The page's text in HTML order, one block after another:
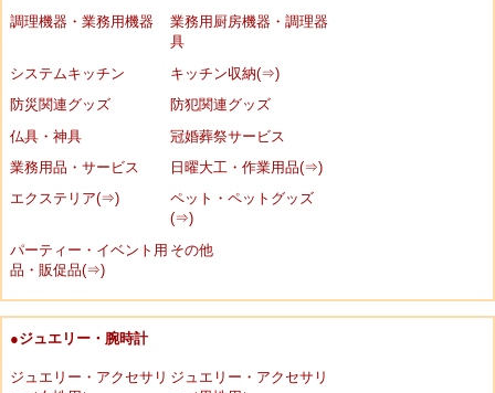
調理機器・業務用機器
業務用厨房機器・調理器
具
システムキッチン
キッチン収納(⇒)
防災関連グッズ
防犯関連グッズ
仏具・神具
冠婚葬祭サービス
業務用品・サービス
日曜大工・作業用品(⇒)
エクステリア(⇒)
ペット・ペットグッズ
(⇒)
パーティー・イベント用
品・販促品(⇒)
その他
●ジュエリー・腕時計
ジュエリー・アクセサリ ジュエリー・アクセサリ